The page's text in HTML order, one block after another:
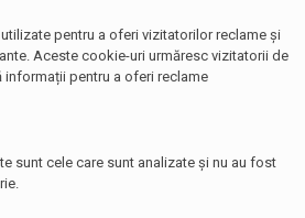
pentru a oferi vizitatorilor reclame și
Aceste cookie-uri urmăresc vizitatorii de
pentru a oferi reclame
sunt cele care sunt analizate și nu au fost